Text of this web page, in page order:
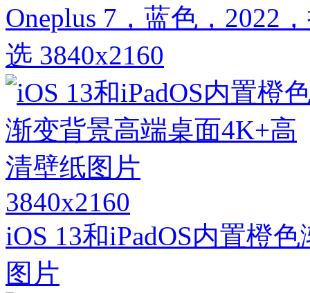
Oneplus 7，蓝色，2022
选 3840x2160
3840x2160
iOS 13和iPadOS内置橙
图片